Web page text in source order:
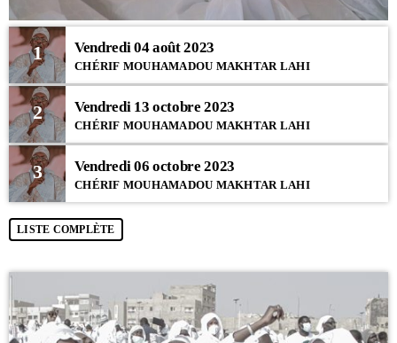
1 Vendredi 04 août 2023
CHÉRIF MOUHAMADOU MAKHTAR LAHI
2 Vendredi 13 octobre 2023
CHÉRIF MOUHAMADOU MAKHTAR LAHI
3 Vendredi 06 octobre 2023
CHÉRIF MOUHAMADOU MAKHTAR LAHI
LISTE COMPLÈTE